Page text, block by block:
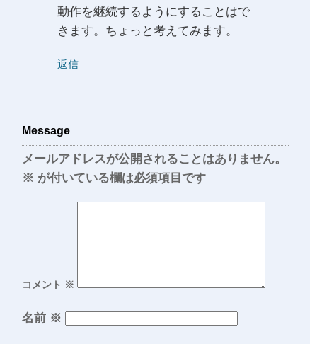
動作を継続するようにすることはで
きます。ちょっと考えてみます。
返信
Message
メールアドレスが公開されることはありません。
※ が付いている欄は必須項目です
コメント ※
名前 ※